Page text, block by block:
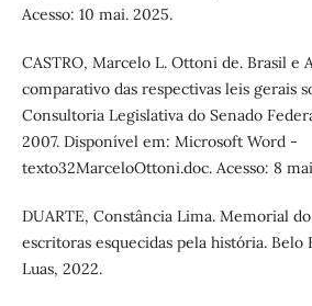
Acesso: 10 mai. 2025.
CASTRO, Marcelo L. Ottoni de. Brasil e
comparativo das respectivas leis gerais
Consultoria Legislativa do Senado
2007. Disponível em: Microsoft Word -
texto32MarceloOttoni.doc. Acesso: 8
DUARTE, Constância Lima. Memorial
escritoras esquecidas pela história.
Luas, 2022.